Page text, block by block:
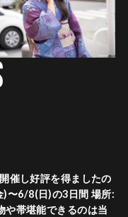
催し好評を得ましたの
)〜6/8(日)の3日間 場所:
や帯堪能できるのは当